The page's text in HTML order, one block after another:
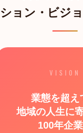
ョン・ビジ
VISION
業態を超え
地域の人生に
100年企